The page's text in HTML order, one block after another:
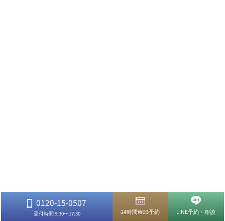
0120-15-0507
受付時間 9:30〜17:30 24時間WEB予約 LINE予約・相談